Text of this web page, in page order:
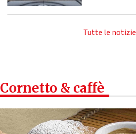
Tutte le notizie
Cornetto & caffè